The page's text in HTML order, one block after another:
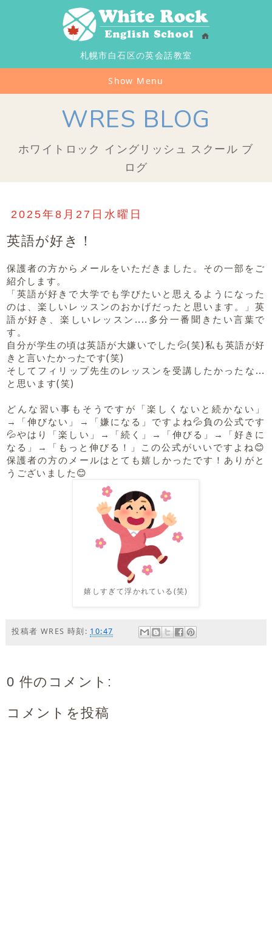
札幌市白石区の英会話教室
Show Menu
WRES BLOG
ホワイトロック イングリッシュ スクール ブ
ログ
2025年8月27日水曜日
英語が好き！
保護者の方からメールをいただきました。その一部をご
紹介します。
「英語が好きで大学でも学びたいと思えるようになった
のは、楽しいレッスンのおかげだったと思います。」英
語が好き、楽しいレッスン....多分一番聞きたい言葉で
す。
自分が学生の頃は英語が大嫌いでした💦(笑)私も英語が好
きと言いたかったです(笑)
そしてフィリップ先生のレッスンを受講したかったな...
と思います(笑)
どんな習い事もそうですが「楽しくないと続かない」
→「伸びない」→「嫌になる」ですよね💦負の公式です
💦やはり「楽しい」→「続く」→「伸びる」→「好きに
なる」→「もっと伸びる！」この公式がいいですよね😊
保護者の方のメールはとても嬉しかったです！ありがと
うございました😊
嬉しすぎて浮かれている(笑)
投稿者 WRES 時刻: 10:47
0 件のコメント:
コメントを投稿